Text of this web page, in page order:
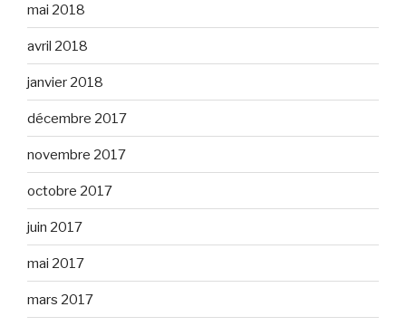
mai 2018
avril 2018
janvier 2018
décembre 2017
novembre 2017
octobre 2017
juin 2017
mai 2017
mars 2017